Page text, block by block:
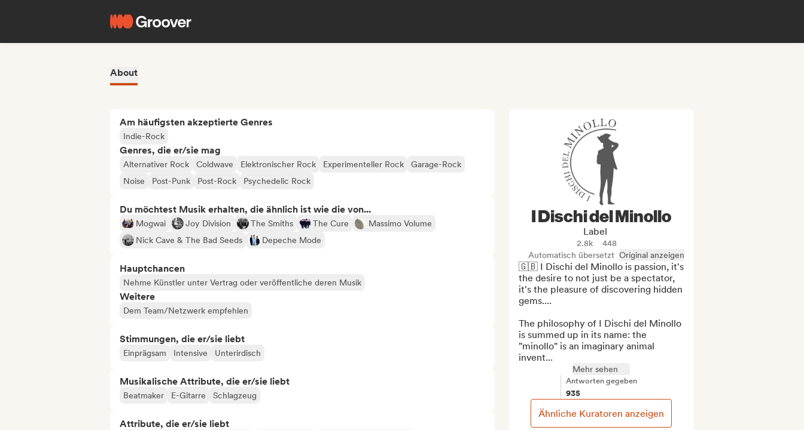
About
Am häufigsten akzeptierte Genres
Indie-Rock
Genres, die er/sie mag
Alternativer Rock Coldwave Elektronischer Rock Experimenteller Rock
Garage-Rock
Noise
Post-Punk Post-Rock Psychedelic Rock
Du möchtest Musik erhalten, die ähnlich ist wie die von...
Mogwai Joy Division The Smiths The Cure
Massimo Volume
Nick Cave & The Bad Seeds
Depeche Mode
Hauptchancen
Nehme Künstler unter Vertrag oder veröffentliche deren Musik
Weitere
Dem Team/Netzwerk empfehlen
Stimmungen, die er/sie liebt
Einprägsam Intensive Unterirdisch
Musikalische Attribute, die er/sie liebt
Beatmaker E-Gitarre Schlagzeug
Attribute, die er/sie liebt
I Dischi del Minollo
Label
2.8k
448
Automatisch übersetzt Original anzeigen
🇬🇧 I Dischi del Minollo is passion, it's
the desire to not just be a spectator,
it's the pleasure of discovering hidden
gems....
The philosophy of I Dischi del Minollo
is summed up in its name: the
"minollo" is an imaginary animal
invent...
Mehr sehen
Antworten gegeben
935
Ähnliche Kuratoren anzeigen